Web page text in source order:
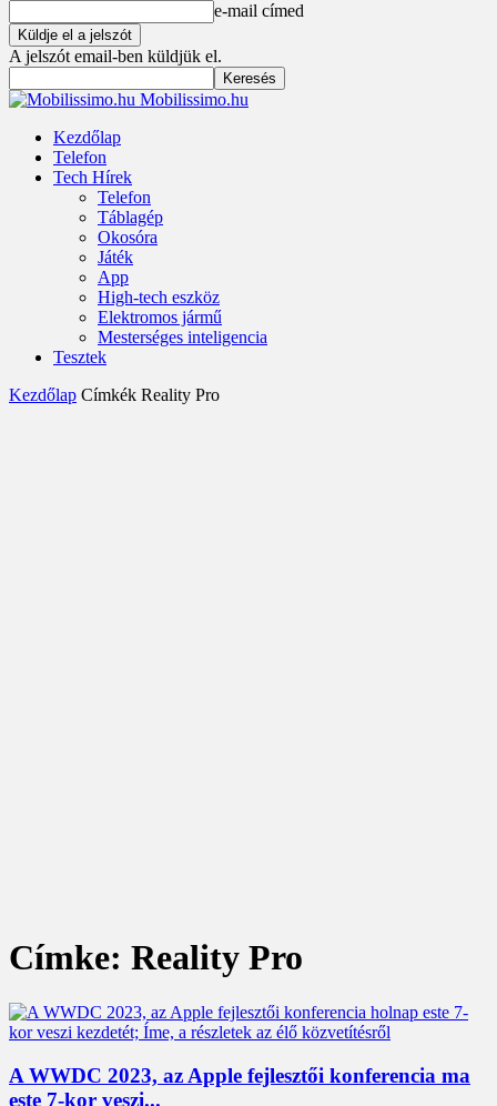
e-mail címed
A jelszót email-ben küldjük el.
Mobilissimo.hu
Kezdőlap
Telefon
Tech Hírek
Telefon
Táblagép
Okosóra
Játék
App
High-tech eszköz
Elektromos jármű
Mesterséges inteligencia
Tesztek
Kezdőlap Címkék Reality Pro
Címke: Reality Pro
A WWDC 2023, az Apple fejlesztői konferencia ma
este 7-kor veszi...